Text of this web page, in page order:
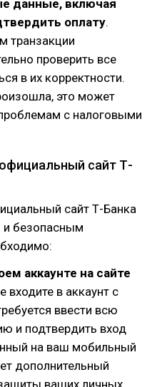
данные, включая
оплату.
транзакции
проверить все
в их корректности.
это может
с налоговыми
сайт Т-
сайт Т-Банка
и безопасным
аккаунте на сайте
входите в аккаунт с
ввести всю
и подтвердить вход
на ваш мобильный
дополнительный
ваших личных